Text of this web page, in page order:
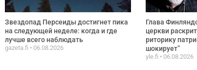
Звездопад Персеиды достигнет пика
на следующей неделе: когда и где
лучше всего наблюдать
gazeta.fi 06.08.2026
Глава
церкви
риторику
шокирует”
yle.fi 06.08.2026